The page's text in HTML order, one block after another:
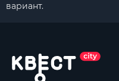
вариант.